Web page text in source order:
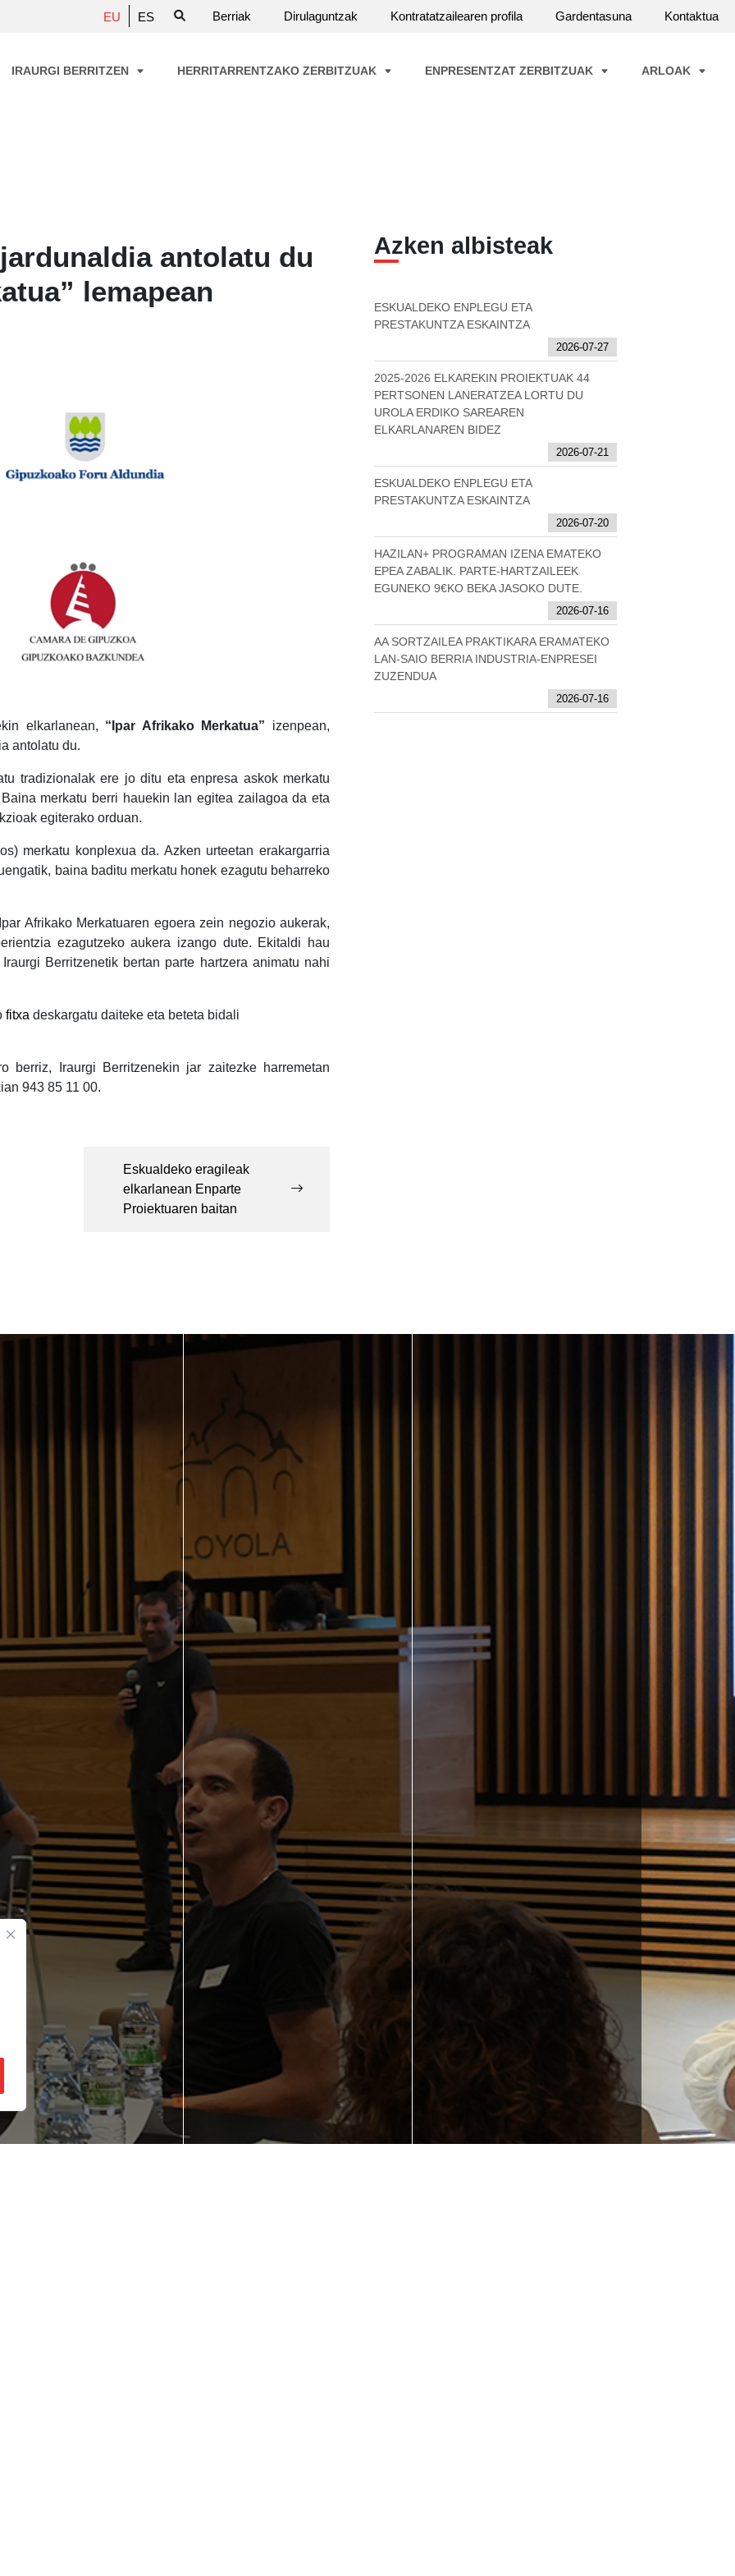
EU ES Berriak Dirulaguntzak Kontratatzailearen profila Gardentasuna Kontaktua
IRAURGI BERRITZEN HERRITARRENTZAKO ZERBITZUAK ENPRESENTZAT ZERBITZUAK ARLOAK
antolatu du
lemapean
elkarlanean, “Ipar Afrikako Merkatua” izenpean,
antolatu du.
tradizionalak ere jo ditu eta enpresa askok merkatu
merkatu berri hauekin lan egitea zailagoa da eta
egiterako orduan.
merkatu konplexua da. Azken urteetan erakargarria
baina baditu merkatu honek ezagutu beharreko
Afrikako Merkatuaren egoera zein negozio aukerak,
ezagutzeko aukera izango dute. Ekitaldi hau
Berritzenetik bertan parte hartzera animatu nahi
fitxa deskargatu daiteke eta beteta bidali
berriz, Iraurgi Berritzenekin jar zaitezke harremetan
943 85 11 00.
Eskualdeko eragileak
elkarlanean Enparte
Proiektuaren baitan
Azken albisteak
ESKUALDEKO ENPLEGU ETA
PRESTAKUNTZA ESKAINTZA
2026-07-27
2025-2026 ELKAREKIN PROIEKTUAK 44
PERTSONEN LANERATZEA LORTU DU
UROLA ERDIKO SAREAREN
ELKARLANAREN BIDEZ
2026-07-21
ESKUALDEKO ENPLEGU ETA
PRESTAKUNTZA ESKAINTZA
2026-07-20
HAZILAN+ PROGRAMAN IZENA EMATEKO
EPEA ZABALIK. PARTE-HARTZAILEEK
EGUNEKO 9€KO BEKA JASOKO DUTE.
2026-07-16
AA SORTZAILEA PRAKTIKARA ERAMATEKO
LAN-SAIO BERRIA INDUSTRIA-ENPRESEI
ZUZENDUA
2026-07-16